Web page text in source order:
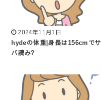
2024年11月1日
hydeの体重|身長は156cmでサ
バ読み?